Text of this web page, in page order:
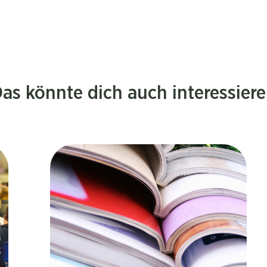
könnte dich auch